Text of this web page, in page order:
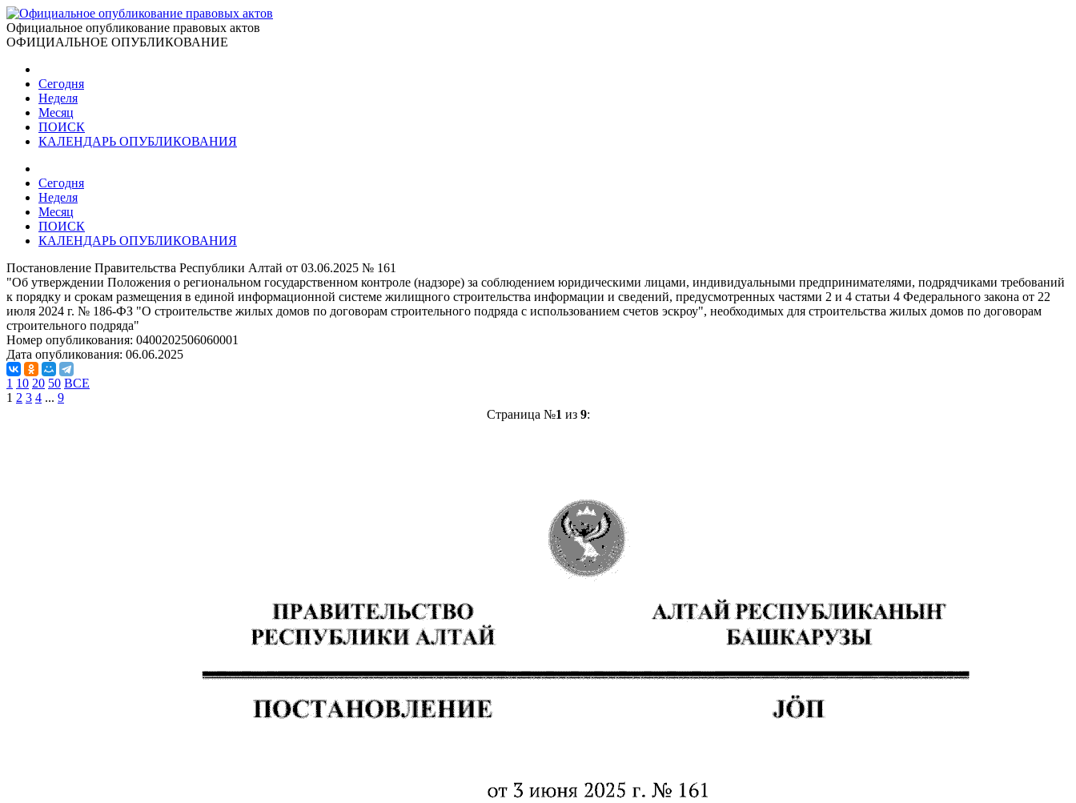
Официальное опубликование правовых актов
ОФИЦИАЛЬНОЕ ОПУБЛИКОВАНИЕ
Сегодня
Неделя
Месяц
ПОИСК
КАЛЕНДАРЬ ОПУБЛИКОВАНИЯ
Сегодня
Неделя
Месяц
ПОИСК
КАЛЕНДАРЬ ОПУБЛИКОВАНИЯ
Постановление Правительства Республики Алтай от 03.06.2025 № 161
"Об утверждении Положения о региональном государственном контроле (надзоре) за соблюдением юридическими лицами, индивидуальными предпринимателями, подрядчиками требований
к порядку и срокам размещения в единой информационной системе жилищного строительства информации и сведений, предусмотренных частями 2 и 4 статьи 4 Федерального закона от 22
июля 2024 г. № 186-ФЗ "О строительстве жилых домов по договорам строительного подряда с использованием счетов эскроу", необходимых для строительства жилых домов по договорам
строительного подряда"
Номер опубликования: 0400202506060001
Дата опубликования: 06.06.2025
1 10 20 50 ВСЕ
1 2 3 4 ... 9
Страница №1 из 9: